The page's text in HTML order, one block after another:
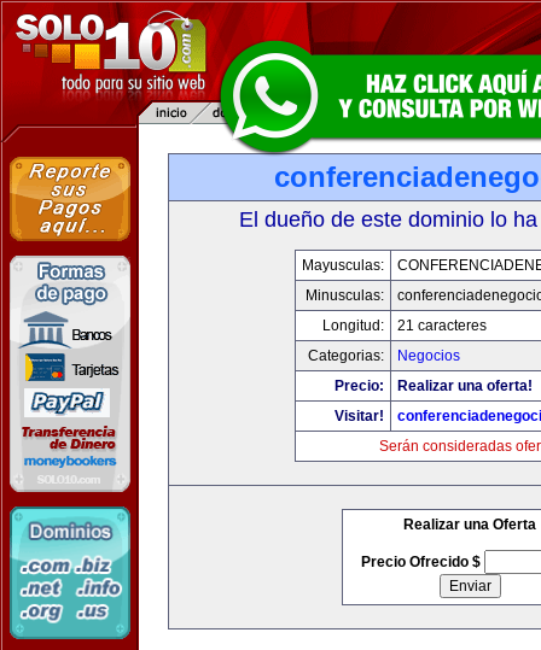
El dueño de este dominio lo
Mayusculas:
Minusculas:
Longitud:
21 caracteres
Categorias:
Negocios
Precio:
Realizar una oferta!
Visitar!
Serán consideradas
Realizar una Oferta
Precio Ofrecido $